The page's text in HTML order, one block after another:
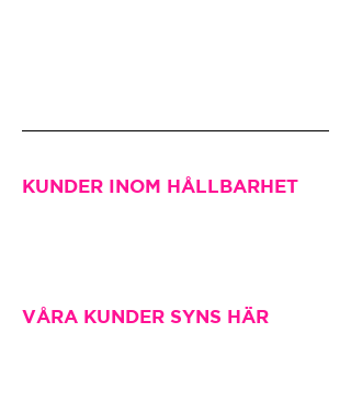
KUNDER INOM HÅLLBARHET
VÅRA KUNDER SYNS HÄR